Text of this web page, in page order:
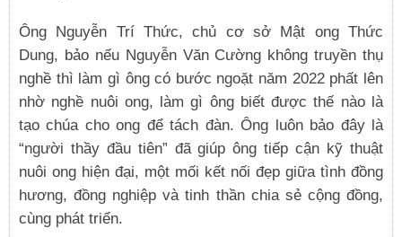
Ông Nguyễn Trí Thức, chủ cơ sở Mật ong Thức
Dung, bảo nếu Nguyễn Văn Cường không truyền thụ
nghề thì làm gì ông có bước ngoặt năm 2022 phất lên
nhờ nghề nuôi ong, làm gì ông biết được thế nào là
tạo chúa cho ong để tách đàn. Ông luôn bảo đây là
“người thầy đầu tiên” đã giúp ông tiếp cận kỹ thuật
nuôi ong hiện đại, một mối kết nối đẹp giữa tình đồng
hương, đồng nghiệp và tinh thần chia sẻ cộng đồng,
cùng phát triển.